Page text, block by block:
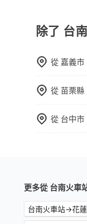
度安排，路
除了 台
從 嘉義市
從 苗栗縣
從 台中市
更多從 台南火車
台南火車站→花